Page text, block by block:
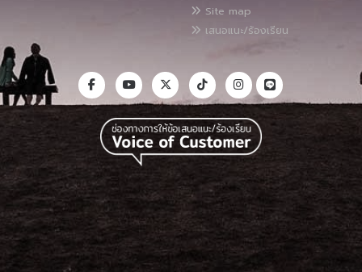
Site map
เสนอแนะ/ร้องเรียน